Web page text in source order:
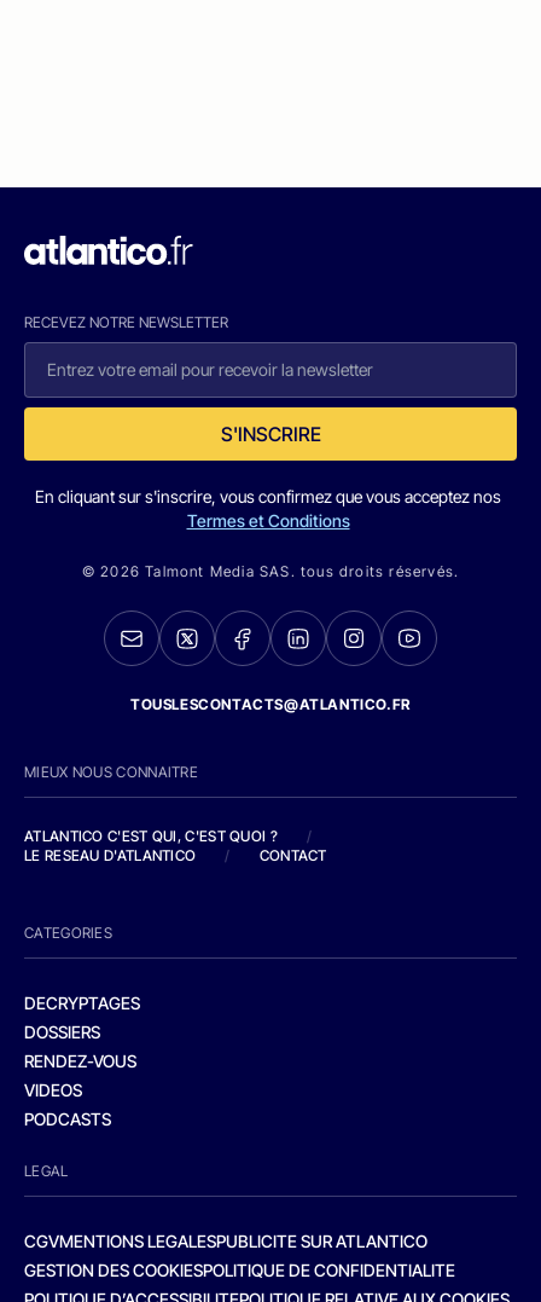
RECEVEZ NOTRE NEWSLETTER
S'INSCRIRE
En cliquant sur s'inscrire, vous confirmez que vous acceptez nos
Termes et Conditions
© 2026 Talmont Media SAS. tous droits réservés.
TOUSLESCONTACTS@ATLANTICO.FR
MIEUX NOUS CONNAITRE
ATLANTICO C'EST QUI, C'EST QUOI ?
/
LE RESEAU D'ATLANTICO
/ CONTACT
CATEGORIES
DECRYPTAGES
DOSSIERS
RENDEZ-VOUS
VIDEOS
PODCASTS
LEGAL
CGVMENTIONS LEGALESPUBLICITE SUR ATLANTICO
GESTION DES COOKIESPOLITIQUE DE CONFIDENTIALITE